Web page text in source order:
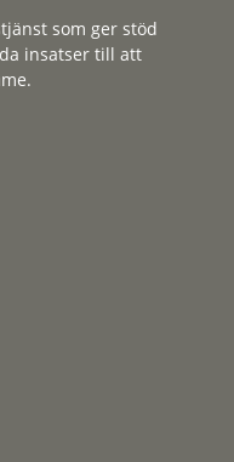
som ger stöd
insatser till att